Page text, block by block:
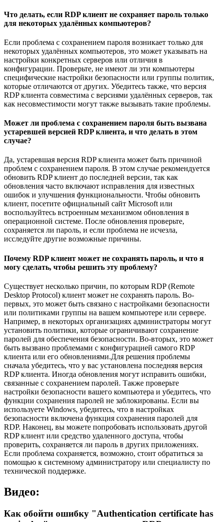
Что делать, если RDP клиент не сохраняет пароль только
для некоторых удалённых компьютеров?
Если проблема с сохранением пароля возникает только для
некоторых удалённых компьютеров, это может указывать на
настройки конкретных серверов или отличия в
конфигурации. Проверьте, не имеют ли эти компьютеры
специфические настройки безопасности или группы политик,
которые отличаются от других. Убедитесь также, что версия
RDP клиента совместима с версиями удалённых серверов, так
как несовместимости могут также вызывать такие проблемы.
Может ли проблема с сохранением пароля быть вызвана
устаревшей версией RDP клиента, и что делать в этом
случае?
Да, устаревшая версия RDP клиента может быть причиной
проблем с сохранением пароля. В этом случае рекомендуется
обновить RDP клиент до последней версии, так как
обновления часто включают исправления для известных
ошибок и улучшения функциональности. Чтобы обновить
клиент, посетите официальный сайт Microsoft или
воспользуйтесь встроенным механизмом обновления в
операционной системе. После обновления проверьте,
сохраняется ли пароль, и если проблема не исчезла,
исследуйте другие возможные причины.
Почему RDP клиент может не сохранять пароль, и что я
могу сделать, чтобы решить эту проблему?
Существует несколько причин, по которым RDP (Remote
Desktop Protocol) клиент может не сохранять пароль. Во-
первых, это может быть связано с настройками безопасности
или политиками группы на вашем компьютере или сервере.
Например, в некоторых организациях администраторы могут
установить политики, которые ограничивают сохранение
паролей для обеспечения безопасности. Во-вторых, это может
быть вызвано проблемами с конфигурацией самого RDP
клиента или его обновлениями.Для решения проблемы
сначала убедитесь, что у вас установлена последняя версия
RDP клиента. Иногда обновления могут исправить ошибки,
связанные с сохранением паролей. Также проверьте
настройки безопасности вашего компьютера и убедитесь, что
функции сохранения паролей не заблокированы. Если вы
используете Windows, убедитесь, что в настройках
безопасности включена функция сохранения паролей для
RDP. Наконец, вы можете попробовать использовать другой
RDP клиент или средство удаленного доступа, чтобы
проверить, сохраняется ли пароль в других приложениях.
Если проблема сохраняется, возможно, стоит обратиться за
помощью к системному администратору или специалисту по
технической поддержке.
Видео:
Как обойти ошибку "Authentication certificate has